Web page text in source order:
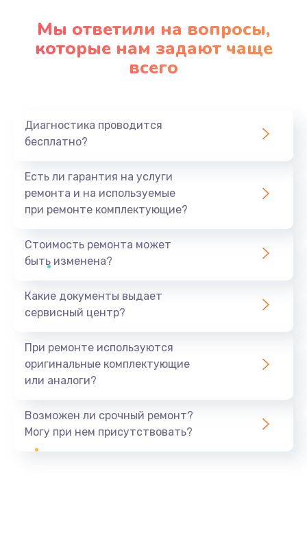
Мы ответили на вопросы,
которые нам задают чаще
всего
Диагностика проводится
бесплатно?
Есть ли гарантия на услуги
ремонта и на используемые
при ремонте комплектующие?
Стоимость ремонта может
быть изменена?
Какие документы выдает
сервисный центр?
При ремонте используются
оригинальные комплектующие
или аналоги?
Возможен ли срочный ремонт?
Могу при нем присутствовать?